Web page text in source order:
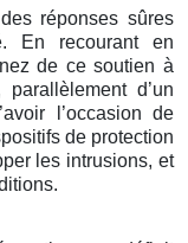
réponses sûres
En recourant en
de ce soutien à
d’un
l’occasion de
de protection
les intrusions, et